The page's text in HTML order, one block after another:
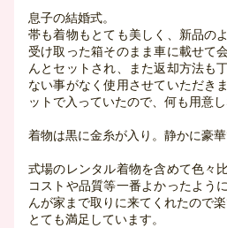
息子の結婚式。
帯も着物もとても美しく、新品の
受け取った箱そのまま車に載せて
んとセットされ、また返却方法も
ない事がなく使用させていただき
ットで入っていたので、何も用意
着物は黒に金糸が入り。静かに豪華
式場のレンタル着物を含めて色々
コストや品質等一番よかったよう
んが家まで取りに来てくれたので楽
とても満足しています。